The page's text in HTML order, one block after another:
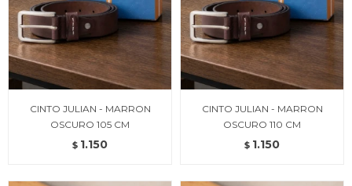
CINTO JULIAN - MARRON
OSCURO 105 CM
$ 1.150
CINTO JULIAN - MARRON
OSCURO 110 CM
$ 1.150